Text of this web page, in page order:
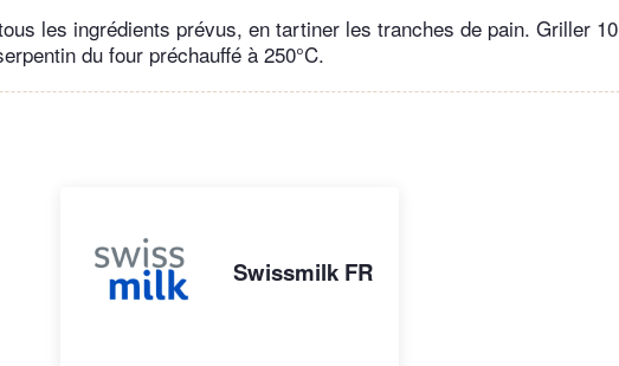
les ingrédients prévus, en tartiner les tranches de pain. Griller 10
du four préchauffé à 250°C.
Swissmilk FR